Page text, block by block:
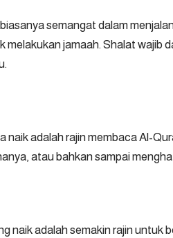
semangat dalam
melakukan jamaah. Shalat wajib
naik adalah rajin membaca Al-
atau bahkan sampai
naik adalah semakin rajin untuk